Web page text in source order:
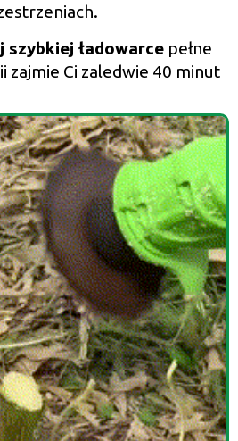
szybkiej ładowarcepełne
zajmie Ci zaledwie 40 minut